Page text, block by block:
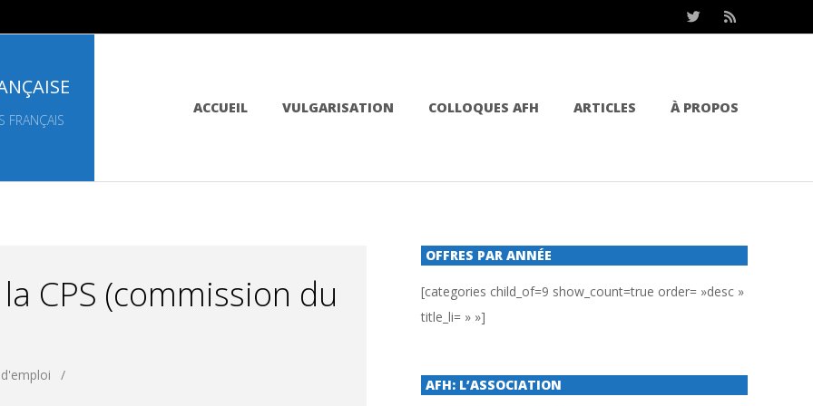
FRANÇAIS
ACCUEIL VULGARISATION COLLOQUES AFH ARTICLES À PROPOS
CPS (commission du
OFFRES PAR ANNÉE
[categories child_of=9 show_count=true order= »desc »
title_li= » »]
AFH: L’ASSOCIATION